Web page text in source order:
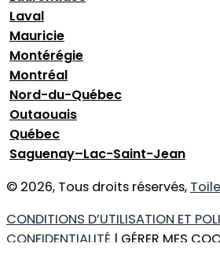
Laval
Mauricie
Montérégie
Montréal
Nord-du-Québec
Outaouais
Québec
Saguenay–Lac-Saint-Jean
© 2026, Tous droits réservés,
CONDITIONS D’UTILISATION ET
CONFIDENTIALITÉ | GÉRER MES